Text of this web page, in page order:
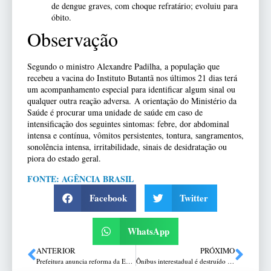
de dengue graves, com choque refratário; evoluiu para
óbito.
Observação
Segundo o ministro Alexandre Padilha, a população que
recebeu a vacina do Instituto Butantã nos últimos 21 dias terá
um acompanhamento especial para identificar algum sinal ou
qualquer outra reação adversa. A orientação do Ministério da
Saúde é procurar uma unidade de saúde em caso de
intensificação dos seguintes sintomas: febre, dor abdominal
intensa e contínua, vômitos persistentes, tontura, sangramentos,
sonolência intensa, irritabilidade, sinais de desidratação ou
piora do estado geral.
FONTE: AGÊNCIA BRASIL
Facebook Twitter
WhatsApp
ANTERIOR
Prefeitura anuncia reforma da ESF Valinhos
PRÓXIMO
Ônibus interestadual é destruído por incêndio na BR-386, em Soledade